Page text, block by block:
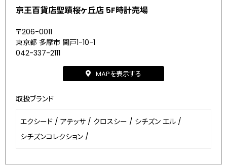
京王百貨店聖蹟桜ヶ丘店 5F時計売場
〒206-0011
東京都 多摩市 関戸1-10-1
042-337-2111
MAPを表示する
取扱ブランド
エクシード / アテッサ / クロスシー / シチズン エル /
シチズンコレクション /